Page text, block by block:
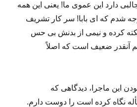
دارد این عموی ما! یعنی این همه
شدم که ای بابا! سر کار تشریف
کرده و نیمی از بدنش بی حس
ضعیف است که اصلاً‌
این ماجرا، دیدگاهی که
نگاه کرده است را دوست دارم.